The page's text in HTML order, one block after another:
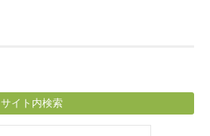
サイト内検索